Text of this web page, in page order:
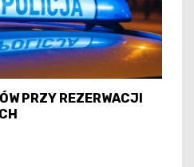
PRZY REZERWACJI